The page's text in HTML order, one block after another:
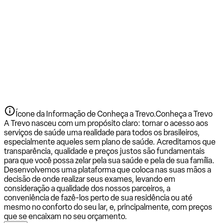
Ícone da Informação de Conheça a Trevo.Conheça a Trevo
A Trevo nasceu com um propósito claro: tornar o acesso aos
serviços de saúde uma realidade para todos os brasileiros,
especialmente aqueles sem plano de saúde. Acreditamos que
transparência, qualidade e preços justos são fundamentais
para que você possa zelar pela sua saúde e pela de sua família.
Desenvolvemos uma plataforma que coloca nas suas mãos a
decisão de onde realizar seus exames, levando em
consideração a qualidade dos nossos parceiros, a
conveniência de fazê-los perto de sua residência ou até
mesmo no conforto do seu lar, e, principalmente, com preços
que se encaixam no seu orçamento.